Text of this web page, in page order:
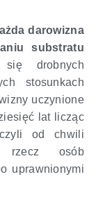
darowizna
substratu
drobnych
stosunkach
uczynione
lat licząc
od chwili
rzecz osób
uprawnionymi